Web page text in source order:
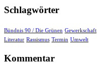
Schlagwörter
Bündnis 90 / Die Grünen Gewerkschaft
Literatur Rassismus Termin Umwelt
Kommentar